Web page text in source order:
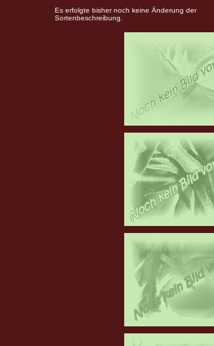
Es erfolgte bisher noch keine Änderung der
Sortenbeschreibung.